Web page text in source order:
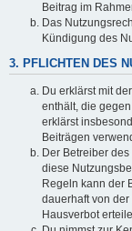
Beitrag im
Das
Kündigung des
3. PFLICHTEN DES
Du erklärst mit
enthält, die
erklärst
Beiträgen
Der Betreiber
diese
Regeln kann der
dauerhaft von
Hausverbot